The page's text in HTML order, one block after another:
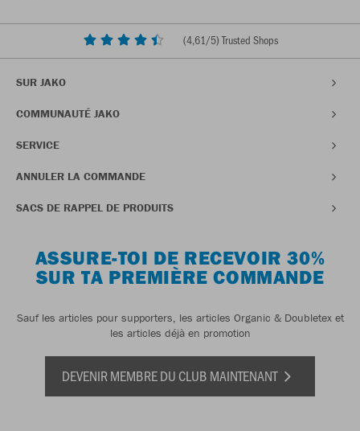
(4,61/5) Trusted Shops
SUR JAKO
COMMUNAUTÉ JAKO
SERVICE
ANNULER LA COMMANDE
SACS DE RAPPEL DE PRODUITS
ASSURE-TOI DE RECEVOIR 30%
SUR TA PREMIÈRE COMMANDE
Sauf les articles pour supporters, les articles Organic & Doubletex et
les articles déjà en promotion
DEVENIR MEMBRE DU CLUB MAINTENANT